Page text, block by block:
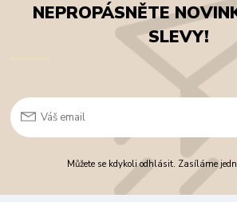
NEPROPÁSNĚTE
SLEVY!
Můžete se kdykoli odhlásit. Zasíláme